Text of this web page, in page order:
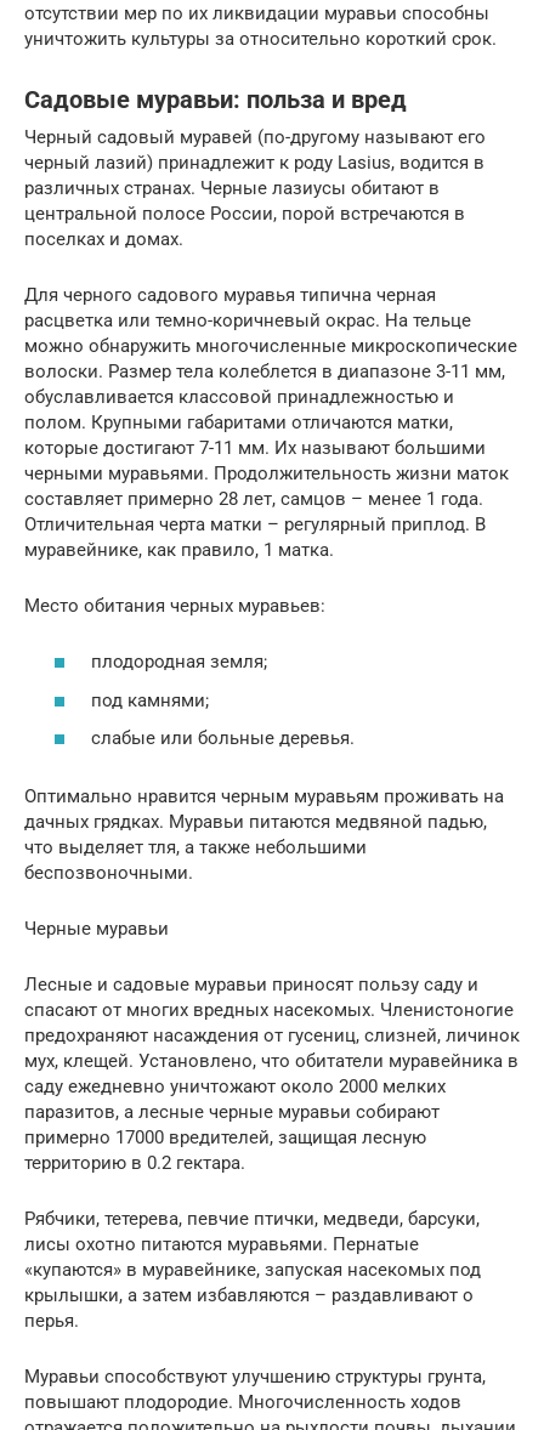
отсутствии мер по их ликвидации муравьи способны
уничтожить культуры за относительно короткий срок.
Садовые муравьи: польза и вред
Черный садовый муравей (по-другому называют его
черный лазий) принадлежит к роду Lasius, водится в
различных странах. Черные лазиусы обитают в
центральной полосе России, порой встречаются в
поселках и домах.
Для черного садового муравья типична черная
расцветка или темно-коричневый окрас. На тельце
можно обнаружить многочисленные микроскопические
волоски. Размер тела колеблется в диапазоне 3-11 мм,
обуславливается классовой принадлежностью и
полом. Крупными габаритами отличаются матки,
которые достигают 7-11 мм. Их называют большими
черными муравьями. Продолжительность жизни маток
составляет примерно 28 лет, самцов – менее 1 года.
Отличительная черта матки – регулярный приплод. В
муравейнике, как правило, 1 матка.
Место обитания черных муравьев:
плодородная земля;
под камнями;
слабые или больные деревья.
Оптимально нравится черным муравьям проживать на
дачных грядках. Муравьи питаются медвяной падью,
что выделяет тля, а также небольшими
беспозвоночными.
Черные муравьи
Лесные и садовые муравьи приносят пользу саду и
спасают от многих вредных насекомых. Членистоногие
предохраняют насаждения от гусениц, слизней, личинок
мух, клещей. Установлено, что обитатели муравейника в
саду ежедневно уничтожают около 2000 мелких
паразитов, а лесные черные муравьи собирают
примерно 17000 вредителей, защищая лесную
территорию в 0.2 гектара.
Рябчики, тетерева, певчие птички, медведи, барсуки,
лисы охотно питаются муравьями. Пернатые
«купаются» в муравейнике, запуская насекомых под
крылышки, а затем избавляются – раздавливают о
перья.
Муравьи способствуют улучшению структуры грунта,
повышают плодородие. Многочисленность ходов